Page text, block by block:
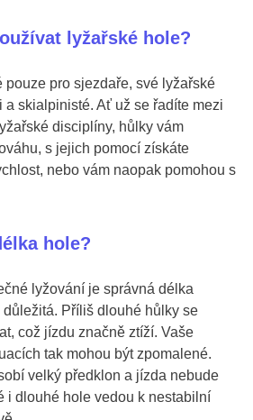
lyžařské hole?
pouze pro sjezdaře, své lyžařské
a skialpinisté. Ať už se řadíte mezi
disciplíny, hůlky vám
s jejich pomocí získáte
nebo vám naopak pomohou s
hole?
lyžování je správná délka
Příliš dlouhé hůlky se
což jízdu značně ztíží. Vaše
tak mohou být zpomalené.
velký předklon a jízda nebude
i dlouhé hole vedou k nestabilní